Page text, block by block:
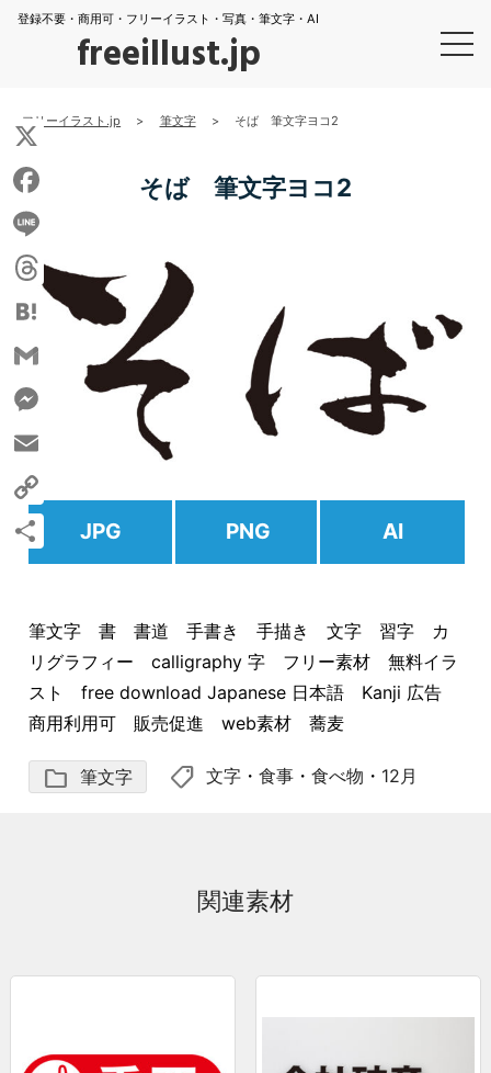
登録不要・商用可・フリーイラスト・写真・筆文字・AI
freeillust.jp
フリーイラスト.jp > 筆文字 > そば 筆文字ヨコ2
そば 筆文字ヨコ2
JPG PNG AI
筆文字 書 書道 手書き 手描き 文字 習字 カ
リグラフィー calligraphy 字 フリー素材 無料イラ
スト free download Japanese 日本語 Kanji 広告
商用利用可 販売促進 web素材 蕎麦
folder 筆文字 shoppingmode 文字 ・食事 ・食べ物 ・ 12月
関連素材
X
Facebook
Line
Threads
Hatena
Gmail
Messenger
Email
Copy
共